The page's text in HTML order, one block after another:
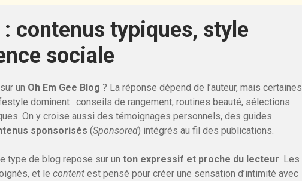
: contenus typiques, style
sociale
un Oh Em Gee Blog ? La réponse dépend de l’auteur, mais certaines
dominent : conseils de rangement, routines beauté, sélections
On y croise aussi des témoignages personnels, des guides
sponsorisés (Sponsored) intégrés au fil des publications.
type de blog repose sur un ton expressif et proche du lecteur . Les
et le content est pensé pour créer une sensation d’intimité avec